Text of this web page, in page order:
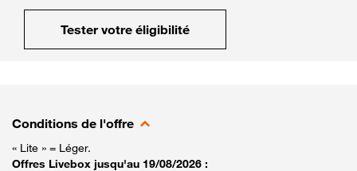
Tester votre éligibilité
Conditions de l'offre
« Lite » = Léger.
Offres Livebox jusqu'au 19/08/2026 :